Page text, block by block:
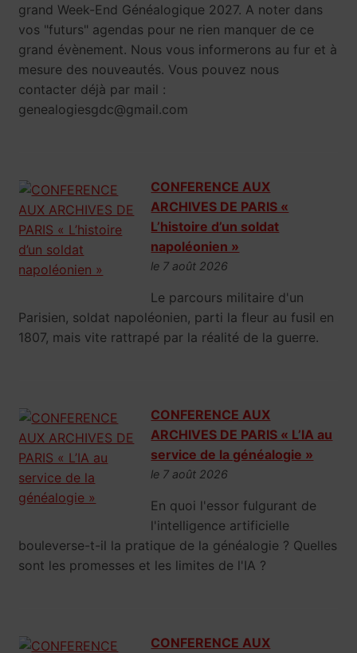
grand Week-End Généalogique 2027. A noter dans
vos "futurs" agendas pour ne rien manquer de ce
grand évènement. Nous vous informerons au fur et à
mesure des nouveautés. Vous pouvez nous
contacter déjà par mail :
genealogiesgdc@gmail.com
CONFERENCE AUX
ARCHIVES DE PARIS «
L’histoire d’un soldat
napoléonien »
le 7 août 2026
Le parcours militaire d'un
Parisien, soldat napoléonien, parti la fleur au fusil en
1807, mais vite rattrapé par la réalité de la guerre.
CONFERENCE AUX
ARCHIVES DE PARIS « L’IA au
service de la généalogie »
le 7 août 2026
En quoi l'essor fulgurant de
l'intelligence artificielle
bouleverse-t-il la pratique de la généalogie ? Quelles
sont les promesses et les limites de l'IA ?
CONFERENCE AUX